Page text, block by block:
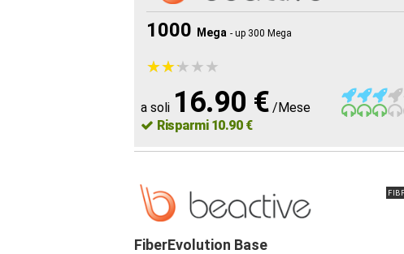
1000 Mega - up 300 Mega
★★★★★
★★★★★
a soli 16.90 € /Mese
Risparmi 10.90 €
FiberEvolution Base